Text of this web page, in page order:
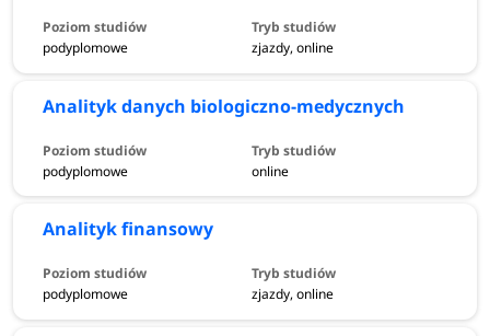
podyplomowe zjazdy, online
Analityk danych biologiczno-medycznych
podyplomowe online
Analityk finansowy
podyplomowe zjazdy, online